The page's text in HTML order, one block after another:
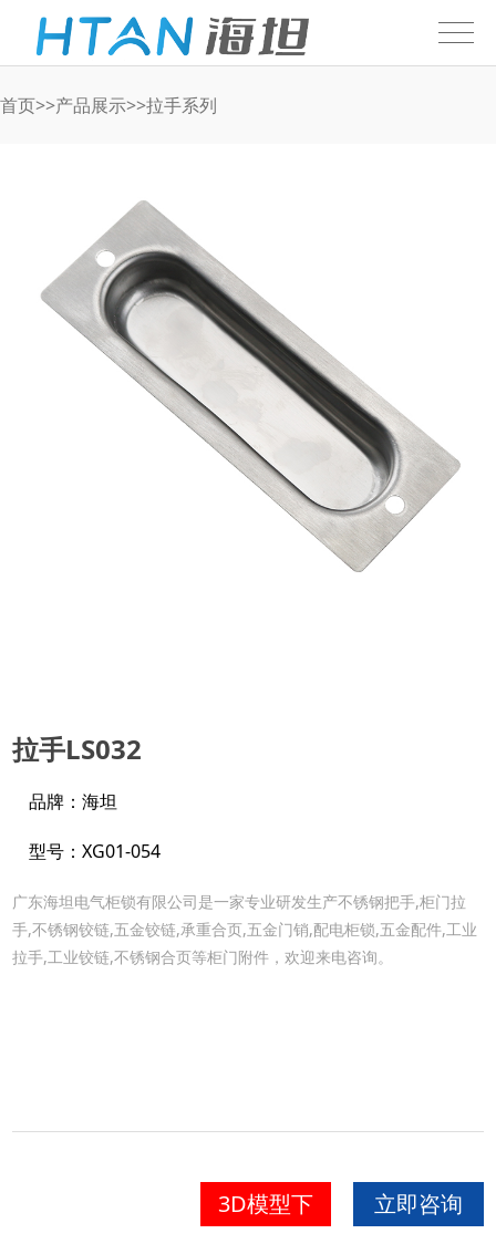
首页>>产品展示>>拉手系列
拉手LS032
品牌：海坦
型号：XG01-054
广东海坦电气柜锁有限公司是一家专业研发生产不锈钢把手,柜门拉
手,不锈钢铰链,五金铰链,承重合页,五金门销,配电柜锁,五金配件,工业
拉手,工业铰链,不锈钢合页等柜门附件，欢迎来电咨询。
立即咨询
3D模型下